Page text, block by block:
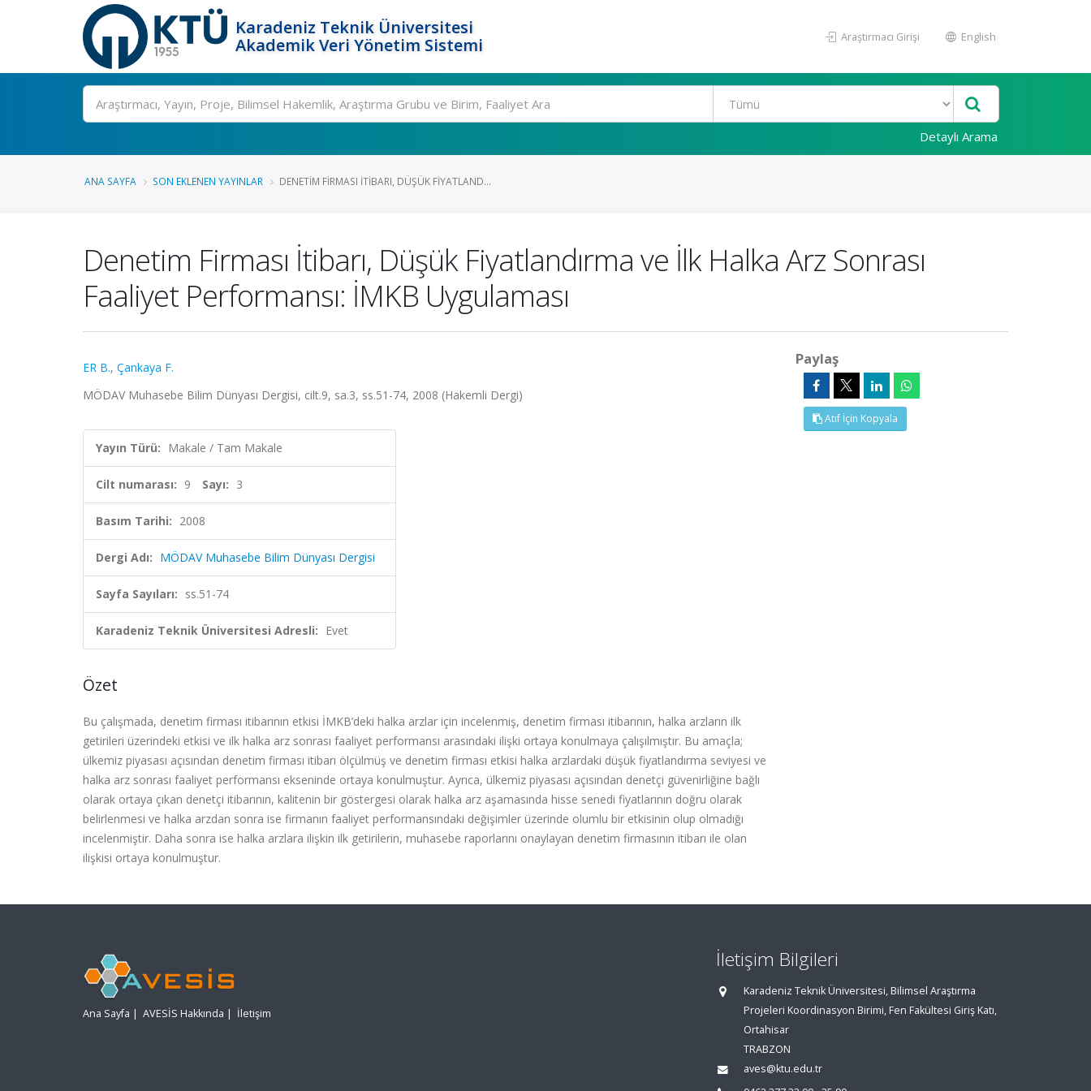
Karadeniz Teknik Üniversitesi
Akademik Veri Yönetim Sistemi
Araştırmacı Girişi English
Ara
Detaylı Arama
ANA SAYFA SON EKLENEN YAYINLAR DENETIM FIRMASI İTIBARI, DÜŞÜK FIYATLAND...
Denetim Firması İtibarı, Düşük Fiyatlandırma ve İlk Halka Arz Sonrası
Faaliyet Performansı: İMKB Uygulaması
ER B., Çankaya F.
MÖDAV Muhasebe Bilim Dünyası Dergisi, cilt.9, sa.3, ss.51-74, 2008 (Hakemli Dergi)
Yayın Türü: Makale / Tam Makale
Cilt numarası: 9 Sayı: 3
Basım Tarihi: 2008
Dergi Adı: MÖDAV Muhasebe Bilim Dünyası Dergisi
Sayfa Sayıları: ss.51-74
Karadeniz Teknik Üniversitesi Adresli: Evet
Özet
Bu çalışmada, denetim firması itibarının etkisi İMKB’deki halka arzlar için incelenmiş, denetim firması itibarının, halka arzların ilk
getirileri üzerindeki etkisi ve ilk halka arz sonrası faaliyet performansı arasındaki ilişki ortaya konulmaya çalışılmıştır. Bu amaçla;
ülkemiz piyasası açısından denetim firması itibarı ölçülmüş ve denetim firması etkisi halka arzlardaki düşük fiyatlandırma seviyesi ve
halka arz sonrası faaliyet performansı ekseninde ortaya konulmuştur. Ayrıca, ülkemiz piyasası açısından denetçi güvenirliğine bağlı
olarak ortaya çıkan denetçi itibarının, kalitenin bir göstergesi olarak halka arz aşamasında hisse senedi fiyatlarının doğru olarak
belirlenmesi ve halka arzdan sonra ise firmanın faaliyet performansındaki değişimler üzerinde olumlu bir etkisinin olup olmadığı
incelenmiştir. Daha sonra ise halka arzlara ilişkin ilk getirilerin, muhasebe raporlarını onaylayan denetim firmasının itibarı ile olan
ilişkisi ortaya konulmuştur.
Paylaş
Atıf İçin Kopyala
Ana Sayfa | AVESİS Hakkında | İletişim
İletişim Bilgileri
Karadeniz Teknik Üniversitesi, Bilimsel Araştırma
Projeleri Koordinasyon Birimi, Fen Fakültesi Giriş Katı,
Ortahisar
TRABZON
aves@ktu.edu.tr